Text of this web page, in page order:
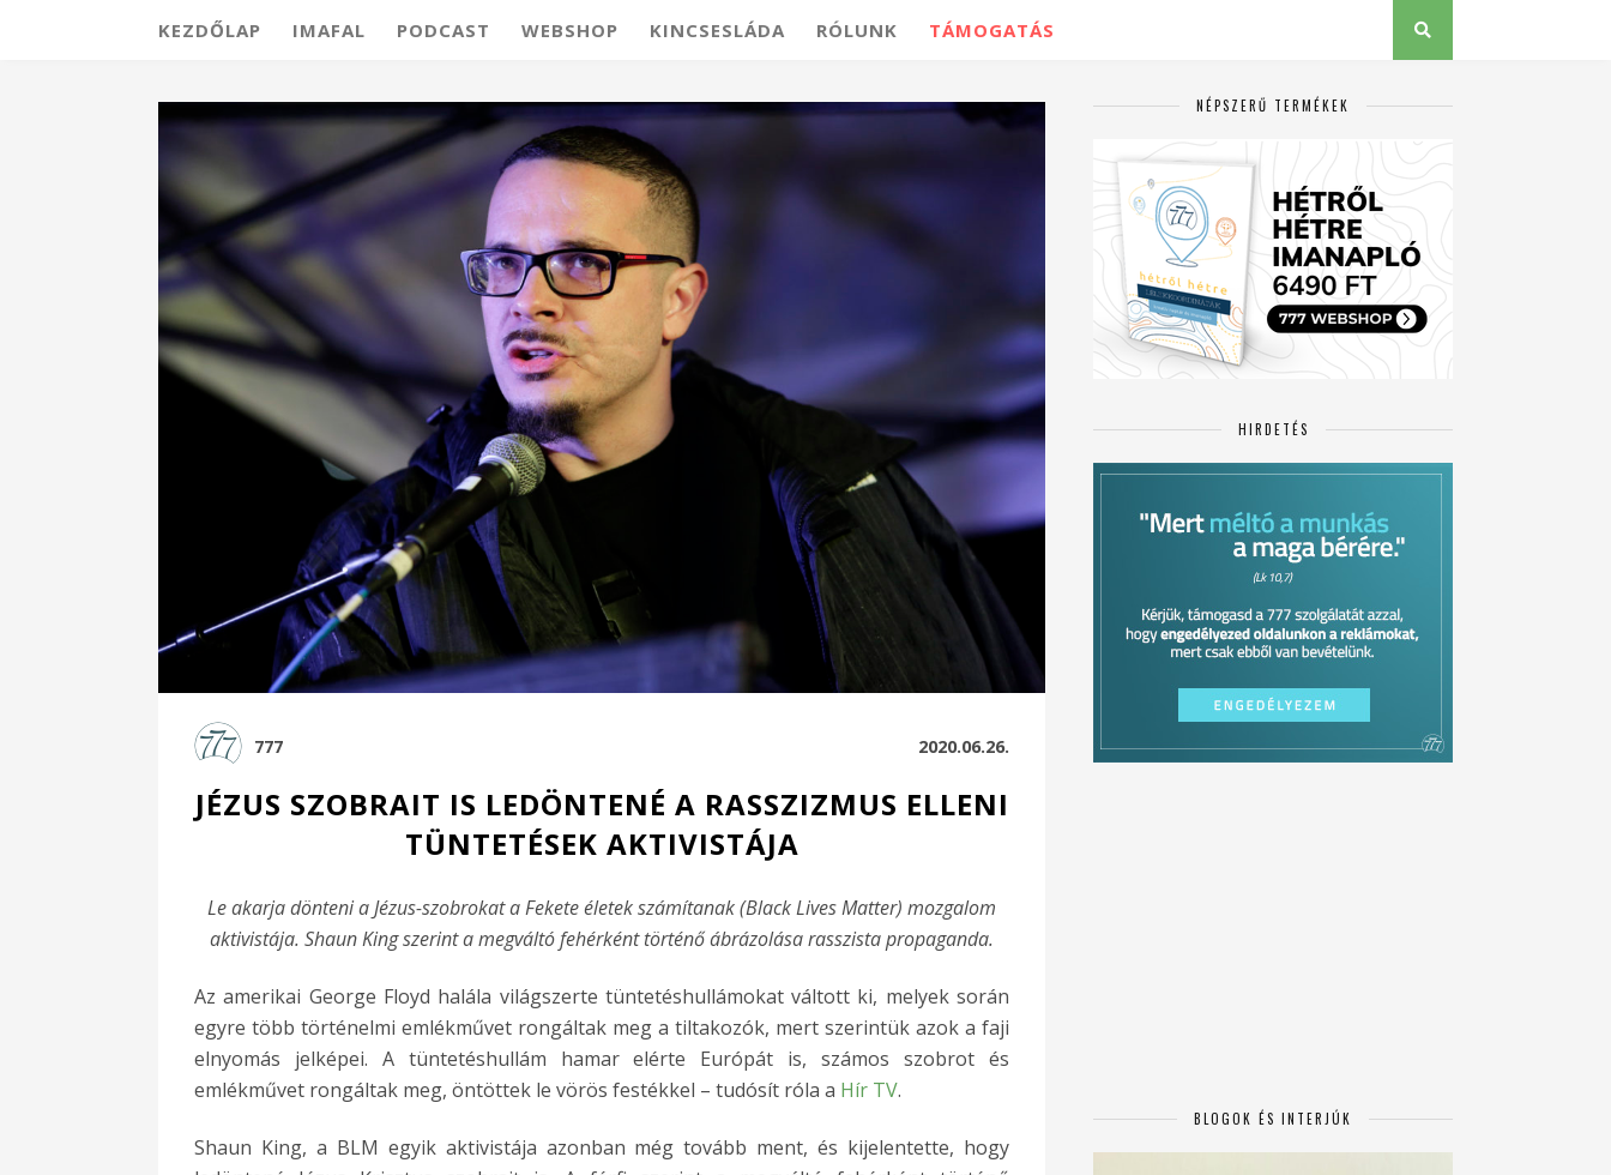
KEZDŐLAP IMAFAL PODCAST WEBSHOP KINCSESLÁDA RÓLUNK TÁMOGATÁS
777 2020.06.26.
JÉZUS SZOBRAIT IS LEDÖNTENÉ A RASSZIZMUS ELLENI
TÜNTETÉSEK AKTIVISTÁJA
Le akarja dönteni a Jézus-szobrokat a Fekete életek számítanak (Black Lives Matter) mozgalom
aktivistája. Shaun King szerint a megváltó fehérként történő ábrázolása rasszista propaganda.
Az amerikai George Floyd halála világszerte tüntetéshullámokat váltott ki, melyek során
egyre több történelmi emlékművet rongáltak meg a tiltakozók, mert szerintük azok a faji
elnyomás jelképei. A tüntetéshullám hamar elérte Európát is, számos szobrot és
emlékművet rongáltak meg, öntöttek le vörös festékkel – tudósít róla a Hír TV.
Shaun King, a BLM egyik aktivistája azonban még tovább ment, és kijelentette, hogy
NÉPSZERŰ TERMÉKEK
HIRDETÉS
BLOGOK ÉS INTERJÚK